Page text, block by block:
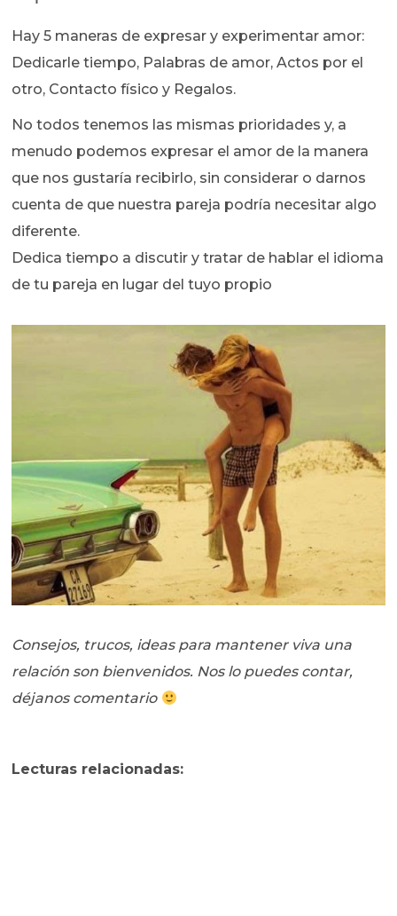
Hay 5 maneras de expresar y experimentar amor:
Dedicarle tiempo, Palabras de amor, Actos por el
otro, Contacto físico y Regalos.
No todos tenemos las mismas prioridades y, a
menudo podemos expresar el amor de la manera
que nos gustaría recibirlo, sin considerar o darnos
cuenta de que nuestra pareja podría necesitar algo
diferente.
Dedica tiempo a discutir y tratar de hablar el idioma
de tu pareja en lugar del tuyo propio
Consejos, trucos, ideas para mantener viva una
relación son bienvenidos. Nos lo puedes contar,
déjanos comentario
Lecturas relacionadas: